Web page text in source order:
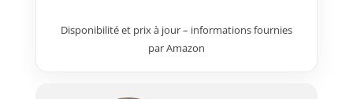
sobre et robuste. 1 x cheval de
puissance (HP). Résistante aux
Disponibilité et prix à jour – informations fournies
par Amazon